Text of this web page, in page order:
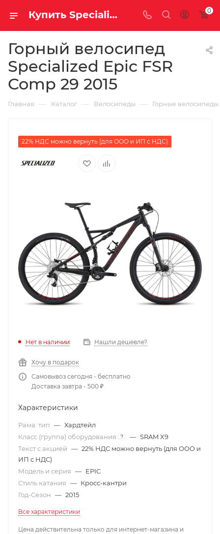
Купить Specialized Epic FSR Comp 29 2015 за рублей, а со скидкой 0
Горный велосипед
Specialized Epic FSR
Comp 29 2015
Главная — Каталог — Велосипеды — Горные велосипеды
22% НДС можно вернуть (для ООО и ИП с НДС)
Нет в наличии Нашли дешевле?
Хочу в подарок
Самовывоз сегодня - бесплатно
Доставка завтра - 500 ₽
Характеристики
Рама: тип — Хардтейл
Класс (группа) оборудования
? — SRAM X9
Текст с акцией — 22% НДС можно вернуть (для ООО и
ИП с НДС)
Модель и серия — EPIC
Стиль катания — Кросс-кантри
Год-Сезон — 2015
Все характеристики
Цена действительна только для интернет-магазина и